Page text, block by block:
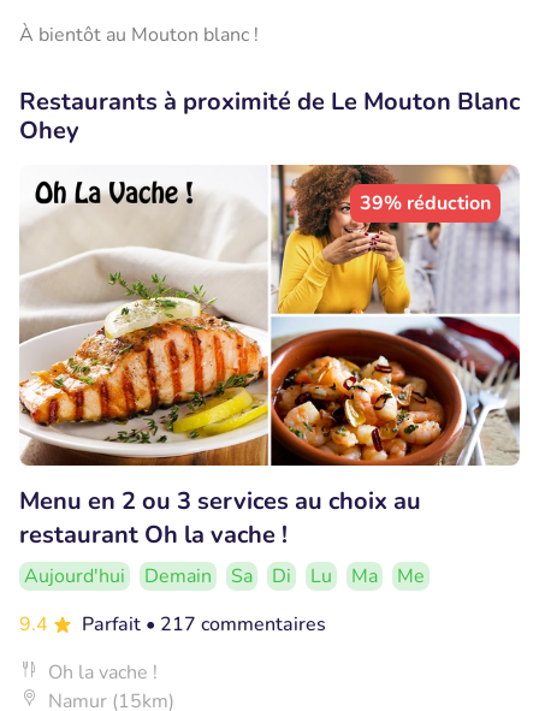
À bientôt au Mouton blanc !
Restaurants à proximité de Le Mouton Blanc
Ohey
39% réduction
Menu en 2 ou 3 services au choix au
restaurant Oh la vache !
Aujourd'hui Demain Sa Di Lu Ma
Me
9.4
Parfait • 217 commentaires
Oh la vache !
Namur (15km)